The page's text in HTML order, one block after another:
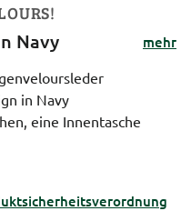
Navy
mehr
in Navy
eine Innentasche